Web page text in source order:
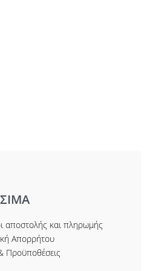
αποστολής και πληρωμής
Απορρήτου
Προϋποθέσεις